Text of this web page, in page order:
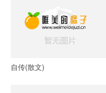
自传(散文)